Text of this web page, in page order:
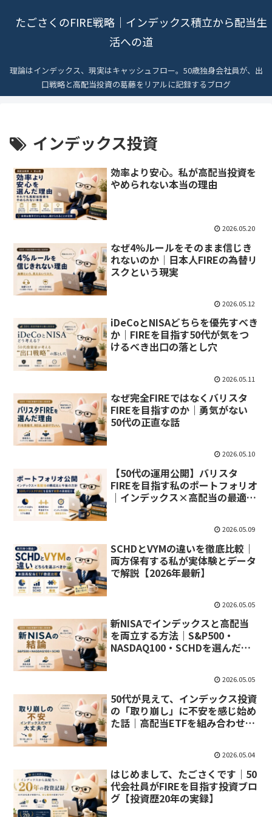
たごさくのFIRE戦略｜インデックス積立から配当生
活への道
理論はインデックス、現実はキャッシュフロー。50歳独身会社員が、出
口戦略と高配当投資の葛藤をリアルに記録するブログ
インデックス投資
効率より安心。私が高配当投資を
やめられない本当の理由
2026.05.20
なぜ4%ルールをそのまま信じき
れないのか｜日本人FIREの為替リ
スクという現実
2026.05.12
iDeCoとNISAどちらを優先すべき
か｜FIREを目指す50代が気をつ
けるべき出口の落とし穴
2026.05.11
なぜ完全FIREではなくバリスタ
FIREを目指すのか｜勇気がない
50代の正直な話
2026.05.10
【50代の運用公開】バリスタ
FIREを目指す私のポートフォリオ
｜インデックス×高配当の最適比
2026.05.09
SCHDとVYMの違いを徹底比較｜
両方保有する私が実体験とデータ
で解説【2026年最新】
2026.05.05
新NISAでインデックスと高配当
を両立する方法｜S&P500・
NASDAQ100・SCHDを選んだ理
2026.05.05
50代が見えて、インデックス投資
の「取り崩し」に不安を感じ始め
た話｜高配当ETFを組み合わせる
2026.05.04
はじめまして、たごさくです｜50
代会社員がFIREを目指す投資ブロ
グ【投資歴20年の実録】